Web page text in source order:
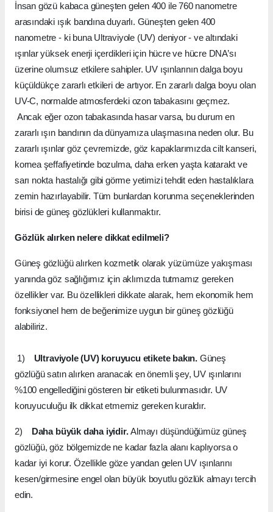
İnsan gözü kabaca güneşten gelen 400 ile 760 nanometre
arasındaki ışık bandına duyarlı. Güneşten gelen 400
nanometre - ki buna Ultraviyole (UV) deniyor - ve altındaki
ışınlar yüksek enerji içerdikleri için hücre ve hücre DNA’sı
üzerine olumsuz etkilere sahipler. UV ışınlarının dalga boyu
küçüldükçe zararlı etkileri de artıyor. En zararlı dalga boyu olan
UV-C, normalde atmosferdeki ozon tabakasını geçmez.
Ancak eğer ozon tabakasında hasar varsa, bu durum en
zararlı ışın bandının da dünyamıza ulaşmasına neden olur. Bu
zararlı ışınlar göz çevremizde, göz kapaklarımızda cilt kanseri,
kornea şeffafiyetinde bozulma, daha erken yaşta katarakt ve
sarı nokta hastalığı gibi görme yetimizi tehdit eden hastalıklara
zemin hazırlayabilir. Tüm bunlardan korunma seçeneklerinden
birisi de güneş gözlükleri kullanmaktır.
Gözlük alırken nelere dikkat edilmeli?
Güneş gözlüğü alırken kozmetik olarak yüzümüze yakışması
yanında göz sağlığımız için aklımızda tutmamız gereken
özellikler var. Bu özellikleri dikkate alarak, hem ekonomik hem
fonksiyonel hem de beğenimize uygun bir güneş gözlüğü
alabiliriz.
1) Ultraviyole (UV) koruyucu etikete bakın. Güneş
gözlüğü satın alırken aranacak en önemli şey, UV ışınlarını
%100 engellediğini gösteren bir etiketi bulunmasıdır. UV
koruyuculuğu ilk dikkat etmemiz gereken kuraldır.
2) Daha büyük daha iyidir.Almayı düşündüğümüz güneş
gözlüğü, göz bölgemizde ne kadar fazla alanı kaplıyorsa o
kadar iyi korur. Özellikle göze yandan gelen UV ışınlarını
kesen/girmesine engel olan büyük boyutlu gözlük almayı tercih
edin.